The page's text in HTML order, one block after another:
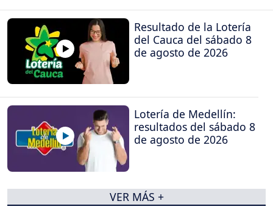
Resultado de la Lotería
del Cauca del sábado 8
de agosto de 2026
Lotería de Medellín:
resultados del sábado 8
de agosto de 2026
VER MÁS +